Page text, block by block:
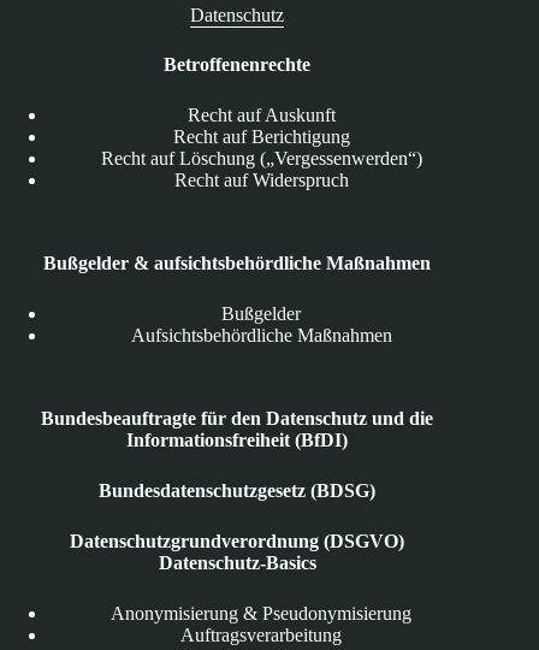
Datenschutz
Betroffenenrechte
Recht auf Auskunft
Recht auf Berichtigung
Recht auf Löschung („Vergessenwerden“)
Recht auf Widerspruch
Bußgelder & aufsichtsbehördliche Maßnahmen
Bußgelder
Aufsichtsbehördliche Maßnahmen
Bundesbeauftragte für den Datenschutz und die
Informationsfreiheit (BfDI)
Bundesdatenschutzgesetz (BDSG)
Datenschutzgrundverordnung (DSGVO)
Datenschutz-Basics
Anonymisierung & Pseudonymisierung
Auftragsverarbeitung